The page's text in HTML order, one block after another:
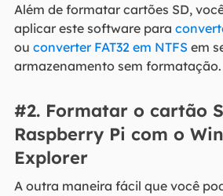
Além de formatar cartões SD,
aplicar este software para
ou converter FAT32 em NTFS em
armazenamento sem formatação.
#2. Formatar o cartão
Raspberry Pi com o
Explorer
A outra maneira fácil que você